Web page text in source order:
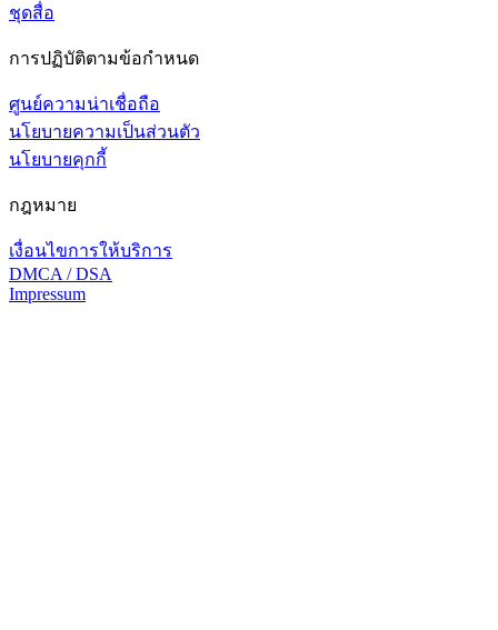
ชุดสื่อ
การปฏิบัติตามข้อกำหนด
ศูนย์ความน่าเชื่อถือ
นโยบายความเป็นส่วนตัว
นโยบายคุกกี้
กฎหมาย
เงื่อนไขการให้บริการ
DMCA / DSA
Impressum